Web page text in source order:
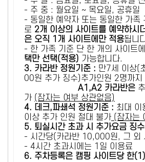
- 주 중 : 월요일 ~ 목요일, 공휴일
- 동일한 예약자 또는 동일한 가족
로 2개 이상의 사이트를 예약하시
은 오직 1개 사이트에만 적용됩니
- 한 가족 기준 단 한 개의 사이트
택만 선택(적용) 가능합니다.
3. 카라반 정원기준 : 만7세 이상(
00원 추가 징수)추가인원 2명까지
A1,A2 카라반은
가 (잠자는 여부 상관없음)
4. 데크,파쇄석 정원기준 : 최대 이
이상 추가 인원 절대 불가 (잠자는
5. 퇴실시간 초과 시 추가요금 징수
- 시간당(카라반 10,000원, 그 외
- 4시간 초과시에는 1일 이용료
6. 주차등록은 캠핑 사이트당 한